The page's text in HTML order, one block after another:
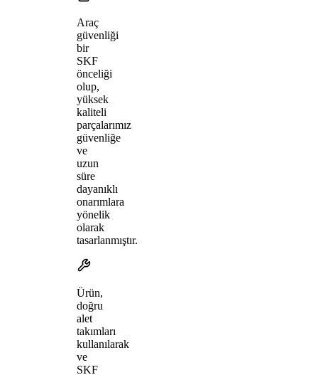
Araç
güvenliği
bir
SKF
önceliği
olup,
yüksek
kaliteli
parçalarımız
güvenliğe
ve
uzun
süre
dayanıklı
onarımlara
yönelik
olarak
tasarlanmıştır.
Ürün,
doğru
alet
takımları
kullanılarak
ve
SKF